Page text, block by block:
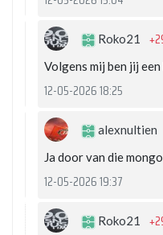
Roko21
Volgens mij ben jij
12-05-2026 18:25
alexnultien
Ja door van die
12-05-2026 19:37
Roko21